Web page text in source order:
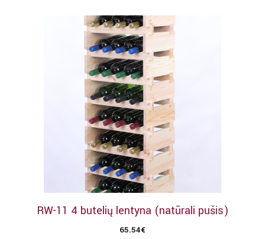
RW-11 4 butelių lentyna (natūrali pušis)
65.54€